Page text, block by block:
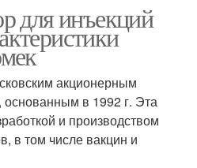
для инъекций
акционерным
в 1992 г. Эта
и производством
в том числе вакцин и